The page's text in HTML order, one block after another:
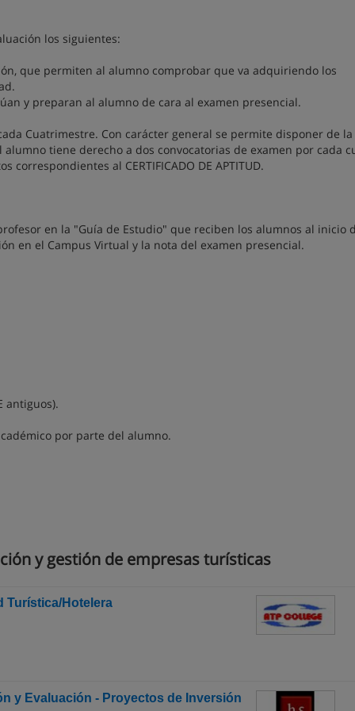
los siguientes:
que permiten al alumno comprobar que va adquiriendo los
y preparan al alumno de cara al examen presencial.
Cuatrimestre. Con carácter general se permite disponer de la
tiene derecho a dos convocatorias de examen por cada
al CERTIFICADO DE APTITUD.
en la "Guía de Estudio" que reciben los alumnos al inicio
en el Campus Virtual y la nota del examen presencial.
antiguos).
por parte del alumno.
y gestión de empresas turísticas
Turística/Hotelera
y Evaluación - Proyectos de Inversión